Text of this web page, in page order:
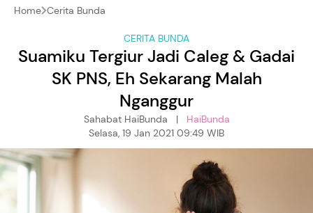
Home Cerita Bunda
CERITA BUNDA
Suamiku Tergiur Jadi Caleg & Gadai
SK PNS, Eh Sekarang Malah
Nganggur
Sahabat HaiBunda | HaiBunda
Selasa, 19 Jan 2021 09:49 WIB